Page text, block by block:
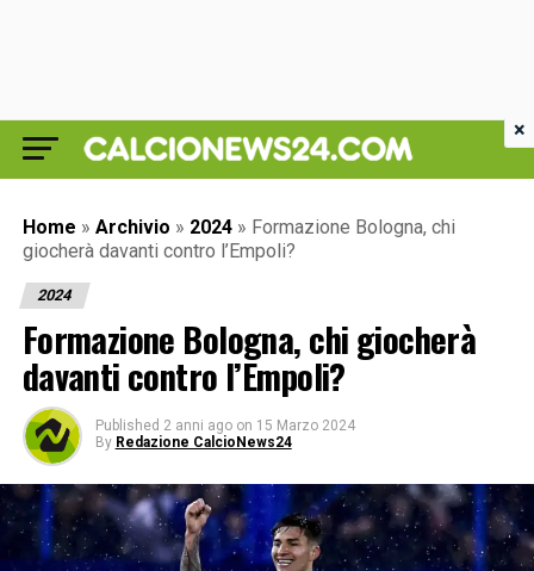
Home » Archivio » 2024 » Formazione Bologna, chi
giocherà davanti contro l’Empoli?
2024
Formazione Bologna, chi giocherà
davanti contro l’Empoli?
Published 2 anni ago on 15 Marzo 2024
By Redazione CalcioNews24
×